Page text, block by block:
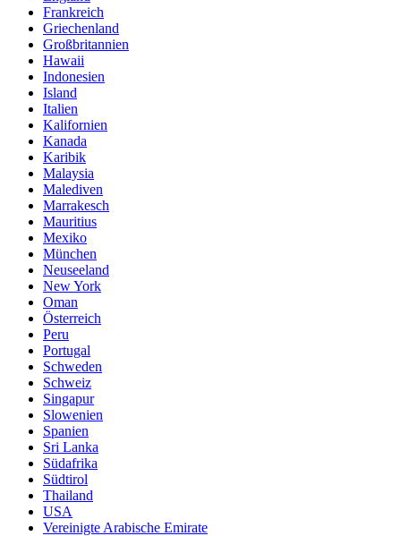
Frankreich
Griechenland
Großbritannien
Hawaii
Indonesien
Island
Italien
Kalifornien
Kanada
Karibik
Malaysia
Malediven
Marrakesch
Mauritius
Mexiko
München
Neuseeland
New York
Oman
Österreich
Peru
Portugal
Schweden
Schweiz
Singapur
Slowenien
Spanien
Sri Lanka
Südafrika
Südtirol
Thailand
USA
Vereinigte Arabische Emirate